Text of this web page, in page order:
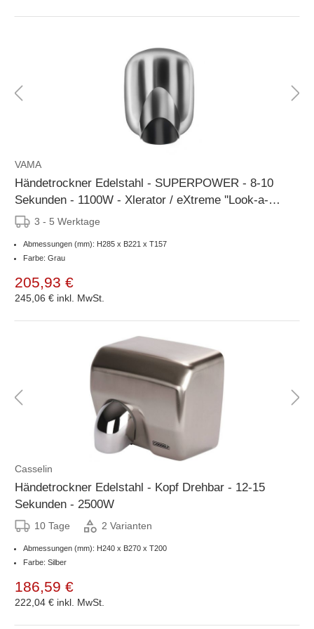
VAMA
Händetrockner Edelstahl - SUPERPOWER - 8-10
Sekunden - 1100W - Xlerator / eXtreme ''Look-a-
Like''3 - 5 Werktage
Abmessungen (mm): H285 x B221 x T157
Farbe: Grau
205,93 €
245,06 € inkl. MwSt.
Casselin
Händetrockner Edelstahl - Kopf Drehbar - 12-15
Sekunden - 2500W
10 Tage 2 Varianten
Abmessungen (mm): H240 x B270 x T200
Farbe: Silber
186,59 €
222,04 € inkl. MwSt.